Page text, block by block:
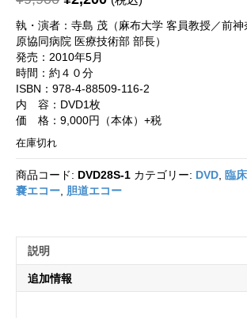
執・演者：寺島 茂（麻布大学 客員教授／前
原協同病院 医療技術部 部長）
発売：2010年5月
時間：約４０分
ISBN：978-4-88509-116-2
内 容：DVD1枚
価 格：9,000円（本体）+税
在庫切れ
商品コード: DVD28S-1 カテゴリー: DVD 臨
嚢エコー 胆道エコー
説明
追加情報